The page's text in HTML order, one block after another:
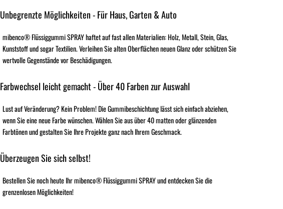
Unbegrenzte Möglichkeiten - Für Haus, Garten & Auto
mibenco® Flüssiggummi SPRAY haftet auf fast allen Materialien: Holz, Metall, Stein, Glas,
Kunststoff und sogar Textilien. Verleihen Sie alten Oberflächen neuen Glanz oder schützen Sie
wertvolle Gegenstände vor Beschädigungen.
Farbwechsel leicht gemacht - Über 40 Farben zur Auswahl
Lust auf Veränderung? Kein Problem! Die Gummibeschichtung lässt sich einfach abziehen,
wenn Sie eine neue Farbe wünschen. Wählen Sie aus über 40 matten oder glänzenden
Farbtönen und gestalten Sie Ihre Projekte ganz nach Ihrem Geschmack.
Überzeugen Sie sich selbst!
Bestellen Sie noch heute Ihr mibenco® Flüssiggummi SPRAY und entdecken Sie die
grenzenlosen Möglichkeiten!